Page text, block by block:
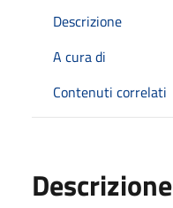
Descrizione
A cura di
Contenuti correlati
Descrizione